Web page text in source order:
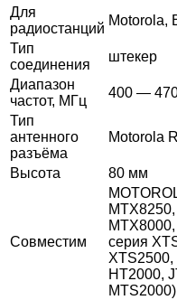
Для
радиостанций
Motorola,
Тип
соединения
штекер
Диапазон
частот, МГц
400 —
Тип
антенного
разъёма
Motorola
Высота 80 мм
Совместим
серия
XTS2500,
HT2000,